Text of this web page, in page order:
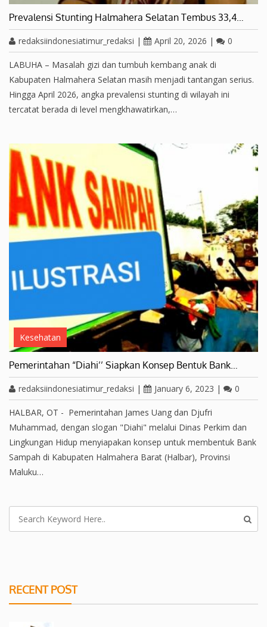
Prevalensi Stunting Halmahera Selatan Tembus 33,4…
redaksiindonesiatimur_redaksi | April 20, 2026 | 0
LABUHA – Masalah gizi dan tumbuh kembang anak di
Kabupaten Halmahera Selatan masih menjadi tantangan serius.
Hingga April 2026, angka prevalensi stunting di wilayah ini
tercatat berada di level mengkhawatirkan,…
Kesehatan
Pemerintahan “Diahi’’ Siapkan Konsep Bentuk Bank…
redaksiindonesiatimur_redaksi | January 6, 2023 | 0
HALBAR, OT - Pemerintahan James Uang dan Djufri
Muhammad, dengan slogan "Diahi" melalui Dinas Perkim dan
Lingkungan Hidup menyiapakan konsep untuk membentuk Bank
Sampah di Kabupaten Halmahera Barat (Halbar), Provinsi
Maluku…
RECENT POST